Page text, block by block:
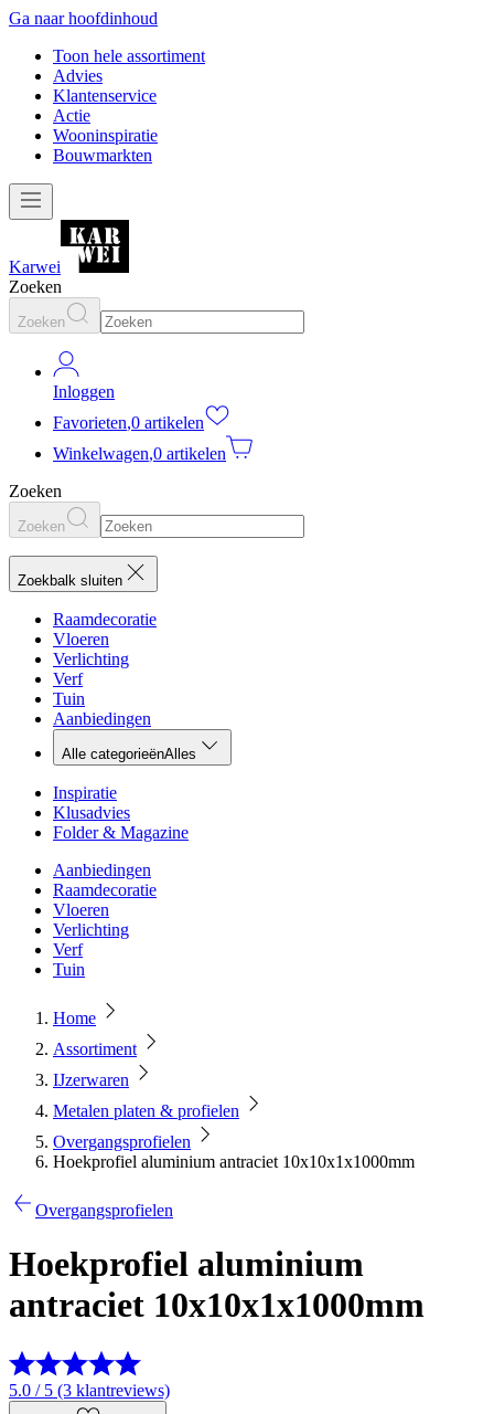
Ga naar hoofdinhoud
Toon hele assortiment
Advies
Klantenservice
Actie
Wooninspiratie
Bouwmarkten
Karwei
Zoeken
Zoeken
Inloggen
Favorieten,0 artikelen
Winkelwagen,0 artikelen
Zoeken
Zoeken
Zoekbalk sluiten
Raamdecoratie
Vloeren
Verlichting
Verf
Tuin
Aanbiedingen
Alle categorieënAlles
Inspiratie
Klusadvies
Folder & Magazine
Aanbiedingen
Raamdecoratie
Vloeren
Verlichting
Verf
Tuin
Home
Assortiment
IJzerwaren
Metalen platen & profielen
Overgangsprofielen
Hoekprofiel aluminium antraciet 10x10x1x1000mm
Overgangsprofielen
Hoekprofiel aluminium
antraciet 10x10x1x1000mm
5.0 / 5 (3 klantreviews)